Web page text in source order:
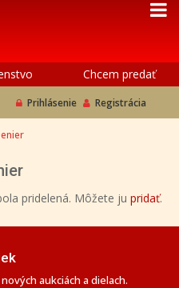
Chcem predať
Prihlásenie Registrácia
pridelená. Môžete ju pridať.
aukciách a dielach.